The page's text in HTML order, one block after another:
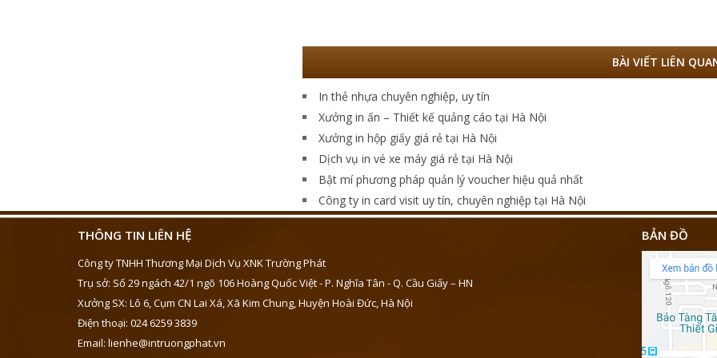
BÀI VIẾT LIÊN
In thẻ nhựa chuyên nghiệp, uy tín
Xưởng in ấn – Thiết kế quảng cáo tại Hà Nội
Xưởng in hộp giấy giá rẻ tại Hà Nội
Dịch vụ in vé xe máy giá rẻ tại Hà Nội
Bật mí phương pháp quản lý voucher hiệu quả nhất
Công ty in card visit uy tín, chuyên nghiệp tại Hà Nội
THÔNG TIN LIÊN HỆ
Công ty TNHH Thương Mại Dịch Vụ XNK Trường Phát
Trụ sở: Số 29 ngách 42/1 ngõ 106 Hoàng Quốc Việt - P. Nghĩa Tân - Q. Cầu Giấy – HN
Xưởng SX: Lô 6, Cụm CN Lai Xá, Xã Kim Chung, Huyện Hoài Đức, Hà Nội
Điện thoại: 024 6259 3839
Email: lienhe@intruongphat.vn
BẢN ĐỒ